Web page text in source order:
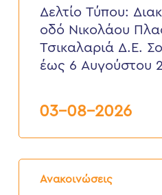
νερού
στην
Νικολάου
Πλαστήρα,
περιοχή
Σούδας,
έως
2026
Δελτίο Τύπου:
οδό Νικολάου
Τσικαλαριά Δ.Ε.
έως 6 Αυγούστου
03-08-2026
Ανακοινώσεις
Δελτίο
Τύπου: